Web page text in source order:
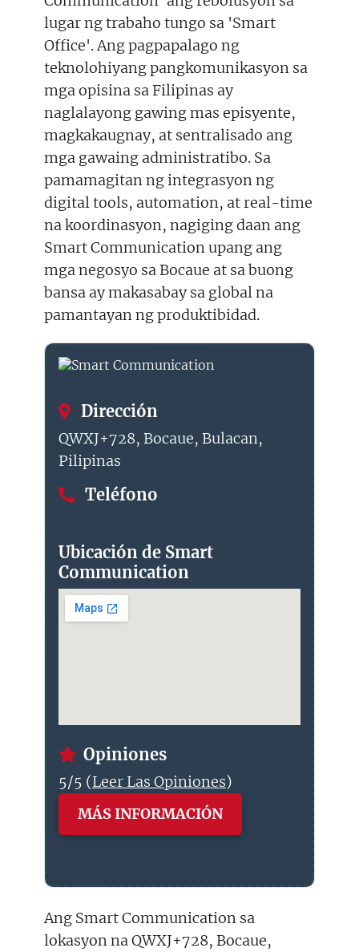
lugar ng trabaho tungo sa 'Smart
Office'. Ang pagpapalago ng
teknolohiyang pangkomunikasyon sa
mga opisina sa Filipinas ay
naglalayong gawing mas episyente,
magkakaugnay, at sentralisado ang
mga gawaing administratibo. Sa
pamamagitan ng integrasyon ng
digital tools, automation, at real-time
na koordinasyon, nagiging daan ang
Smart Communication upang ang
mga negosyo sa Bocaue at sa buong
bansa ay makasabay sa global na
pamantayan ng produktibidad.
Dirección
QWXJ+728, Bocaue, Bulacan,
Pilipinas
Teléfono
Ubicación de Smart
Communication
Opiniones
5/5 (Leer Las Opiniones)
MÁS INFORMACIÓN
Ang Smart Communication sa
lokasyon na QWXJ+728, Bocaue,